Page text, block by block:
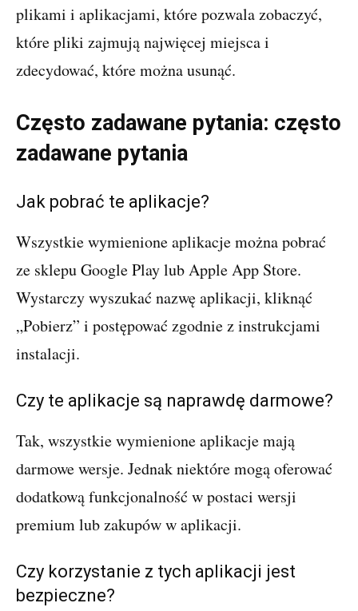
plikami i aplikacjami, które pozwala zobaczyć,
które pliki zajmują najwięcej miejsca i
zdecydować, które można usunąć.
Często zadawane pytania: często
zadawane pytania
Jak pobrać te aplikacje?
Wszystkie wymienione aplikacje można pobrać
ze sklepu Google Play lub Apple App Store.
Wystarczy wyszukać nazwę aplikacji, kliknąć
„Pobierz” i postępować zgodnie z instrukcjami
instalacji.
Czy te aplikacje są naprawdę darmowe?
Tak, wszystkie wymienione aplikacje mają
darmowe wersje. Jednak niektóre mogą oferować
dodatkową funkcjonalność w postaci wersji
premium lub zakupów w aplikacji.
Czy korzystanie z tych aplikacji jest
bezpieczne?